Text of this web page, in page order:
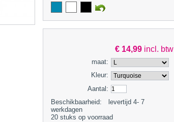
€ 14,99 incl. btw
maat:
Kleur:
Aantal:
Beschikbaarheid:
levertijd 4- 7
werkdagen
20 stuks op voorraad